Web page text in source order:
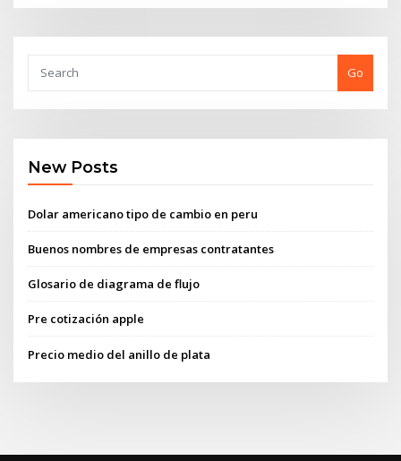
Go
New Posts
Dolar americano tipo de cambio en peru
Buenos nombres de empresas contratantes
Glosario de diagrama de flujo
Pre cotización apple
Precio medio del anillo de plata